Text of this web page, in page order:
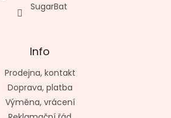
SugarBat
Info
Prodejna, kontakt
Doprava, platba
Výměna, vrácení